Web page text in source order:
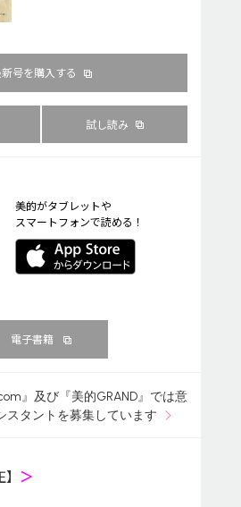
号を購入する
試し読み
美的がタブレットや
スマートフォンで読める！
電子書籍
』及び『美的GRAND』では意
スタントを募集しています
＞